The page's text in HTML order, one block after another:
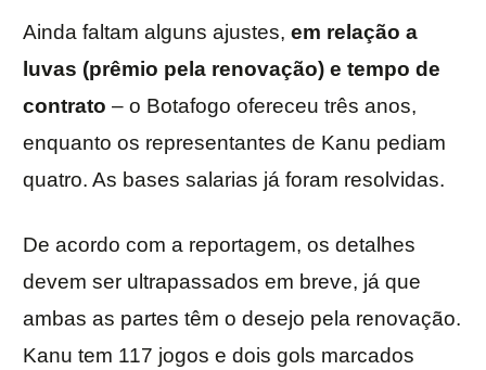
Ainda faltam alguns ajustes, em relação a
luvas (prêmio pela renovação) e tempo de
contrato – o Botafogo ofereceu três anos,
enquanto os representantes de Kanu pediam
quatro. As bases salarias já foram resolvidas.
De acordo com a reportagem, os detalhes
devem ser ultrapassados em breve, já que
ambas as partes têm o desejo pela renovação.
Kanu tem 117 jogos e dois gols marcados